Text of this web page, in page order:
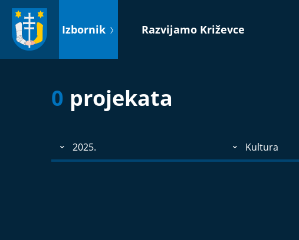
sadržaj
Izbornik Razvijamo Križevce
0 projekata
2025. Kultura